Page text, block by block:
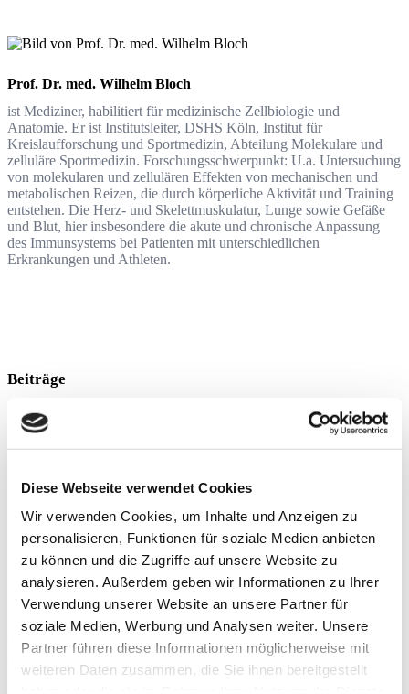
Diese Webseite verwendet Cookies
Wir verwenden Cookies, um Inhalte und Anzeigen zu
personalisieren, Funktionen für soziale Medien anbieten
zu können und die Zugriffe auf unsere Website zu
analysieren. Außerdem geben wir Informationen zu Ihrer
Verwendung unserer Website an unsere Partner für
soziale Medien, Werbung und Analysen weiter. Unsere
Partner führen diese Informationen möglicherweise mit
weiteren Daten zusammen, die Sie ihnen bereitgestellt
Prof. Dr. med. Wilhelm Bloch
ist Mediziner, habilitiert für medizinische Zellbiologie und
Anatomie. Er ist Institutsleiter, DSHS Köln, Institut für
Kreislaufforschung und Sportmedizin, Abteilung Molekulare und
zelluläre Sportmedizin. Forschungsschwerpunkt: U.a. Untersuchung
von molekularen und zellulären Effekten von mechanischen und
metabolischen Reizen, die durch körperliche Aktivität und Training
entstehen. Die Herz- und Skelettmuskulatur, Lunge sowie Gefäße
und Blut, hier insbesondere die akute und chronische Anpassung
des Immunsystems bei Patienten mit unterschiedlichen
Erkrankungen und Athleten.
Beiträge
Körperliches Training bei Patienten mit
metastasiertem Brustkrebs